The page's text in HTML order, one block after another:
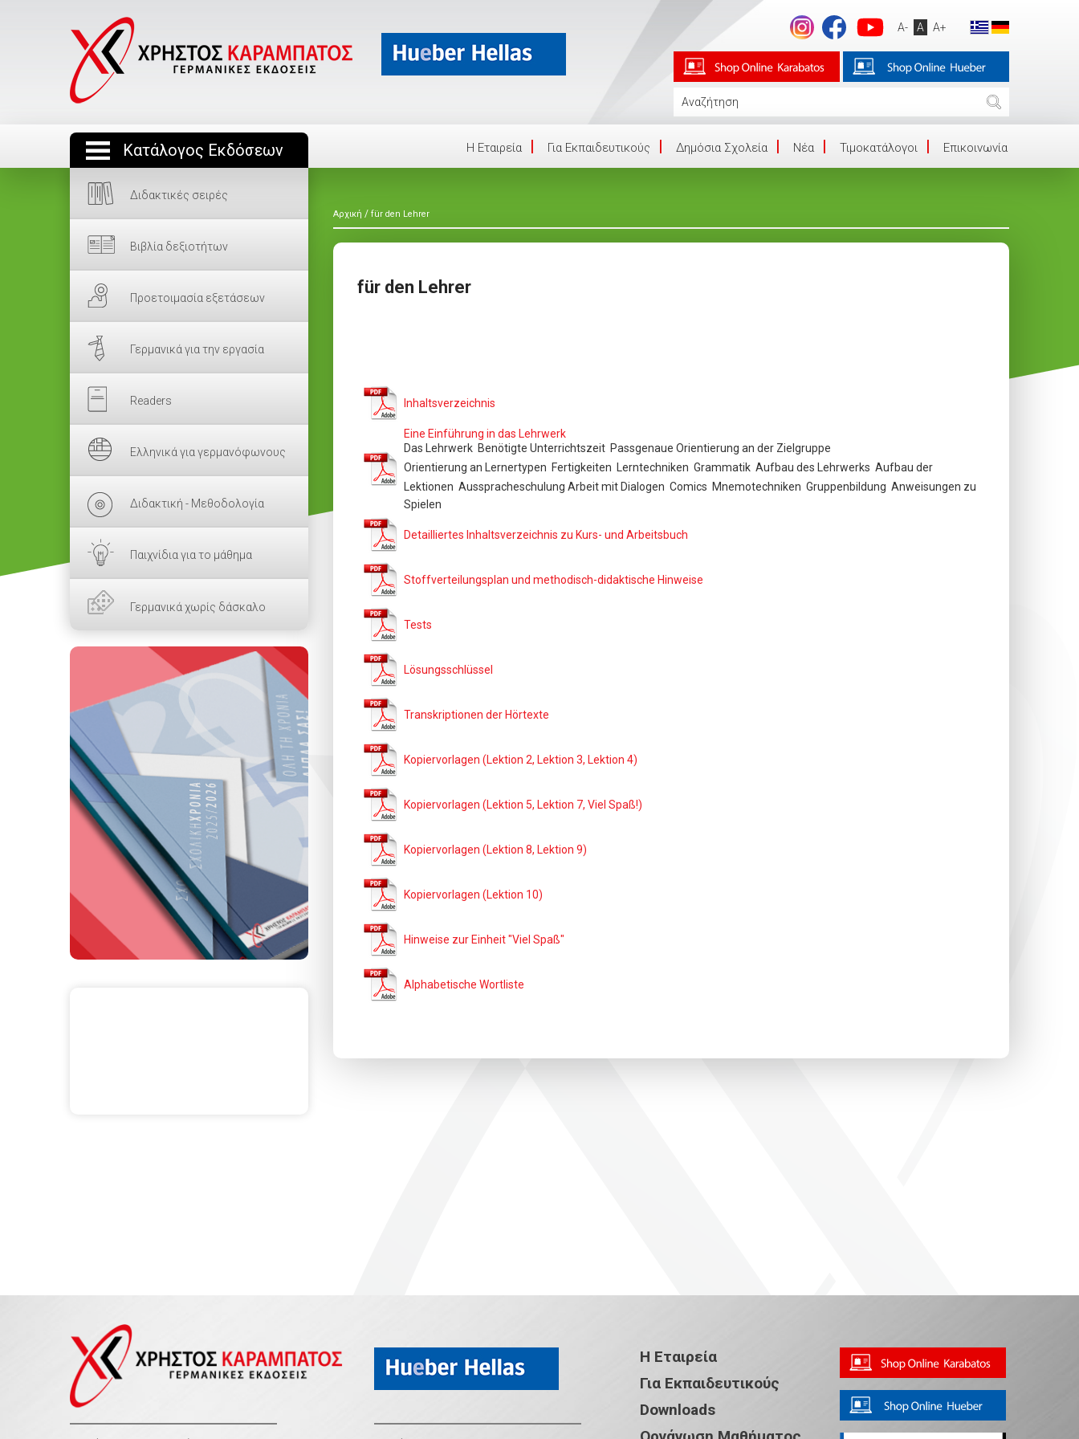
A- A A+
Κατάλογος Εκδόσεων Η Eταιρεία Για Εκπαιδευτικούς Δημόσια Σχολεία Νέα Τιμοκατάλογοι Επικοινωνία
Διδακτικές σειρές
Βιβλία δεξιοτήτων
Προετοιμασία εξετάσεων
Γερμανικά για την εργασία
Readers
Ελληνικά για γερμανόφωνους
Διδακτική - Μεθοδολογία
Παιχνίδια για το μάθημα
Γερμανικά χωρίς δάσκαλο
Αρχική / für den Lehrer
für den Lehrer
Inhaltsverzeichnis
Eine Einführung in das Lehrwerk
Das Lehrwerk  Benötigte Unterrichtszeit  Passgenaue Orientierung an der Zielgruppe
Orientierung an Lernertypen  Fertigkeiten  Lerntechniken  Grammatik  Aufbau des Lehrwerks  Aufbau der
Lektionen  Ausspracheschulung Arbeit mit Dialogen  Comics  Mnemotechniken  Gruppenbildung  Anweisungen zu
Spielen
Detailliertes Inhaltsverzeichnis zu Kurs- und Arbeitsbuch
Stoffverteilungsplan und methodisch-didaktische Hinweise
Tests
Lösungsschlüssel
Transkriptionen der Hörtexte
Kopiervorlagen (Lektion 2, Lektion 3, Lektion 4)
Kopiervorlagen (Lektion 5, Lektion 7, Viel Spaß!)
Kopiervorlagen (Lektion 8, Lektion 9)
Kopiervorlagen (Lektion 10)
Hinweise zur Einheit "Viel Spaß"
Alphabetische Wortliste
Η Εταιρεία
Για Εκπαιδευτικούς
Downloads